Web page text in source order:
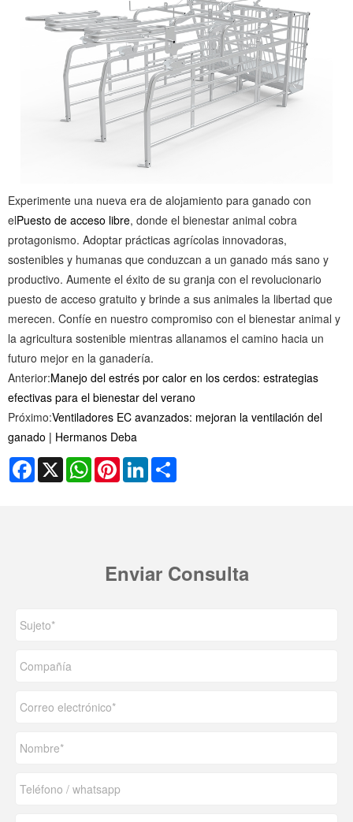
Experimente una nueva era de alojamiento para ganado con
elPuesto de acceso libre, donde el bienestar animal cobra
protagonismo. Adoptar prácticas agrícolas innovadoras,
sostenibles y humanas que conduzcan a un ganado más sano y
productivo. Aumente el éxito de su granja con el revolucionario
puesto de acceso gratuito y brinde a sus animales la libertad que
merecen. Confíe en nuestro compromiso con el bienestar animal y
la agricultura sostenible mientras allanamos el camino hacia un
futuro mejor en la ganadería.
Anterior:Manejo del estrés por calor en los cerdos: estrategias
efectivas para el bienestar del verano
Próximo:Ventiladores EC avanzados: mejoran la ventilación del
ganado | Hermanos Deba
Facebook
X WhatsAppPinterestLinkedIn
Enviar Consulta